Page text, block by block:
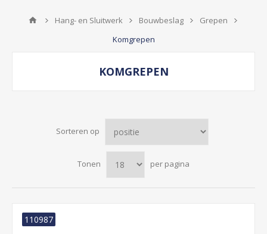
Hang- en Sluitwerk Bouwbeslag
Grepen
Komgrepen
KOMGREPEN
Sorteren op
Tonen per pagina
110987